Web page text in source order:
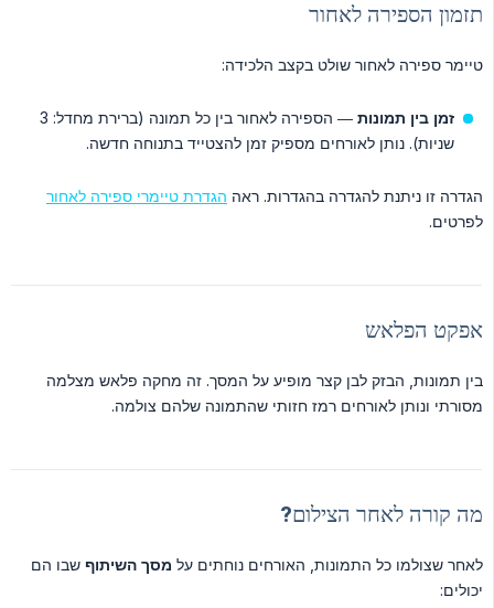
תזמון הספירה לאחור
טיימר ספירה לאחור שולט בקצב הלכידה:
זמן בין תמונות
— הספירה לאחור בין כל תמונה (ברירת מחדל: 3
שניות). נותן לאורחים מספיק זמן להצטייד בתנוחה חדשה.
הגדרה זו ניתנת להגדרה בהגדרות. ראה הגדרת טיימרי ספירה לאחור
לפרטים.
אפקט הפלאש
בין תמונות, הבזק לבן קצר מופיע על המסך. זה מחקה פלאש מצלמה
מסורתי ונותן לאורחים רמז חזותי שהתמונה שלהם צולמה.
מה קורה לאחר הצילום?
לאחר שצולמו כל התמונות, האורחים נוחתים על מסך השיתוף שבו הם
יכולים: